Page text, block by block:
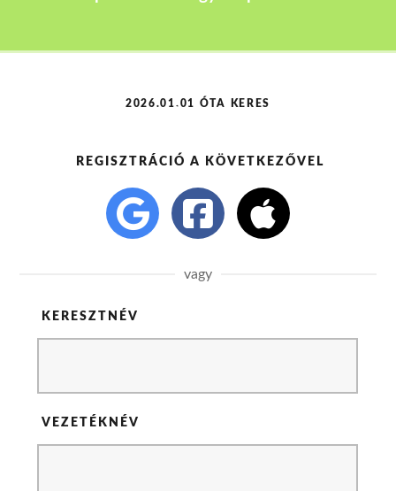
2026.01.01 ÓTA KERES
REGISZTRÁCIÓ A KÖVETKEZŐVEL
vagy
KERESZTNÉV
VEZETÉKNÉV